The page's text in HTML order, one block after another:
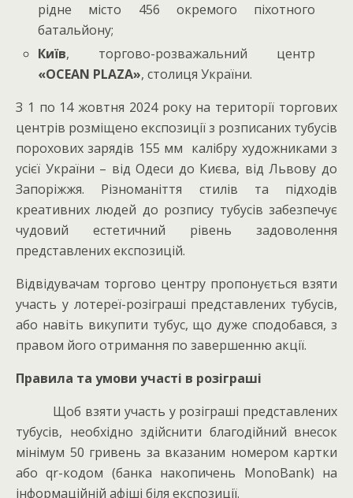
рідне місто 456 окремого піхотного
батальйону;
Київ, торгово-розважальний центр
«OCEAN PLAZA», столиця України.
З 1 по 14 жовтня 2024 року на території торгових
центрів розміщено експозиції з розписаних тубусів
порохових зарядів 155 мм калібру художниками з
усієї України – від Одеси до Києва, від Львову до
Запоріжжя. Різноманіття стилів та підходів
креативних людей до розпису тубусів забезпечує
чудовий естетичний рівень задоволення
представлених експозицій.
Відвідувачам торгово центру пропонується взяти
участь у лотереї-розіграші представлених тубусів,
або навіть викупити тубус, що дуже сподобався, з
правом його отримання по завершенню акції.
Правила та умови участі в розіграші
Щоб взяти участь у розіграші представлених
тубусів, необхідно здійснити благодійний внесок
мінімум 50 гривень за вказаним номером картки
або qr-кодом (банка накопичень MonoBank) на
інформаційній афіші біля експозиції.